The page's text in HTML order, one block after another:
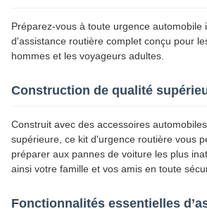
Préparez-vous à toute urgence automobile
d'assistance routière complet conçu pour
hommes et les voyageurs adultes.
Construction de qualité
Construit avec des accessoires
supérieure, ce kit d'urgence routière vous
préparer aux pannes de voiture les plus
ainsi votre famille et vos amis en toute
Fonctionnalités essentielles